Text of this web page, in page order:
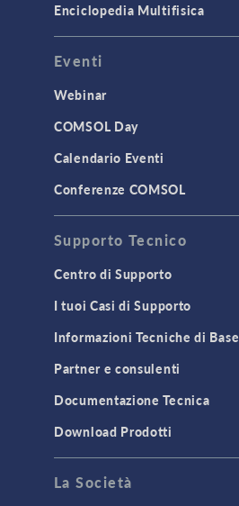
Enciclopedia Multifisica
Eventi
Webinar
COMSOL Day
Calendario Eventi
Conferenze COMSOL
Supporto Tecnico
Centro di Supporto
I tuoi Casi di Supporto
Informazioni Tecniche di Base
Partner e consulenti
Documentazione Tecnica
Download Prodotti
La Società